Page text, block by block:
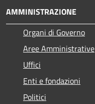
AMMINISTRAZIONE
Organi di Governo
Aree Amministrative
Uffici
Enti e fondazioni
Politici